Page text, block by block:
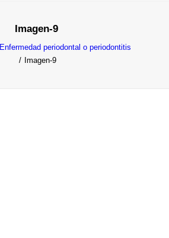
Imagen-9
Enfermedad periodontal o periodontitis
Imagen-9